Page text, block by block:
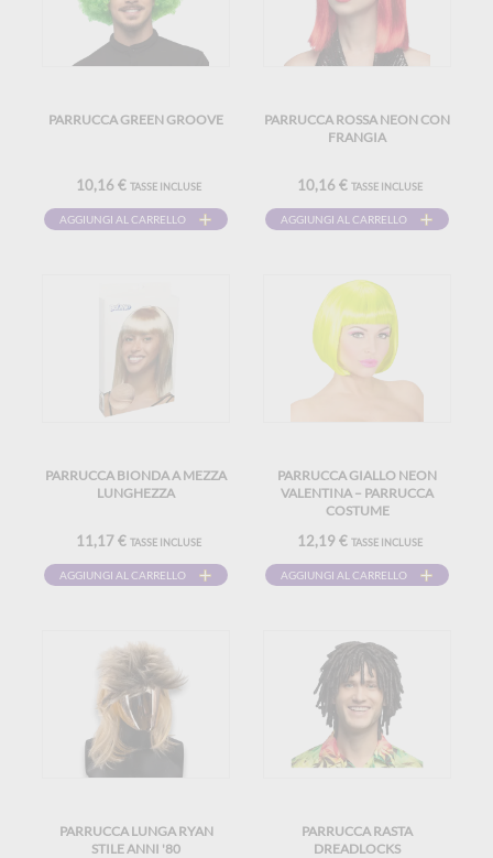
PARRUCCA GREEN GROOVE
10,16 € TASSE INCLUSE
AGGIUNGI AL CARRELLO
PARRUCCA ROSSA NEON CON
FRANGIA
10,16 € TASSE INCLUSE
AGGIUNGI AL CARRELLO
PARRUCCA BIONDA A MEZZA
LUNGHEZZA
11,17 € TASSE INCLUSE
AGGIUNGI AL CARRELLO
PARRUCCA GIALLO NEON
VALENTINA – PARRUCCA
COSTUME
12,19 € TASSE INCLUSE
AGGIUNGI AL CARRELLO
PARRUCCA LUNGA RYAN
STILE ANNI '80
PARRUCCA RASTA
DREADLOCKS